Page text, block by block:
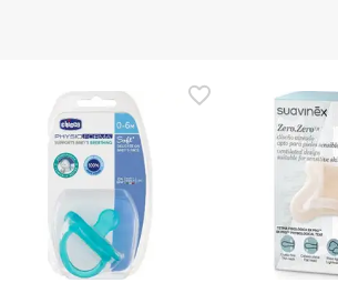
mas estamos a trabalhar nisso.
também podes devolver o produto